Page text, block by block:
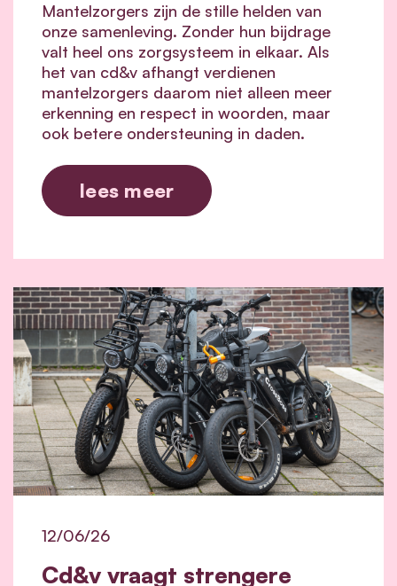
Mantelzorgers zijn de stille helden van
onze samenleving. Zonder hun bijdrage
valt heel ons zorgsysteem in elkaar. Als
het van cd&v afhangt verdienen
mantelzorgers daarom niet alleen meer
erkenning en respect in woorden, maar
ook betere ondersteuning in daden.
lees meer
Cd&v vraagt strengere
12/06/26